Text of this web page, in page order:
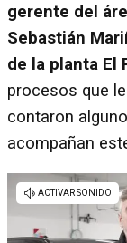
gerente del
Sebastián
de la planta El
procesos que
contaron
acompañan